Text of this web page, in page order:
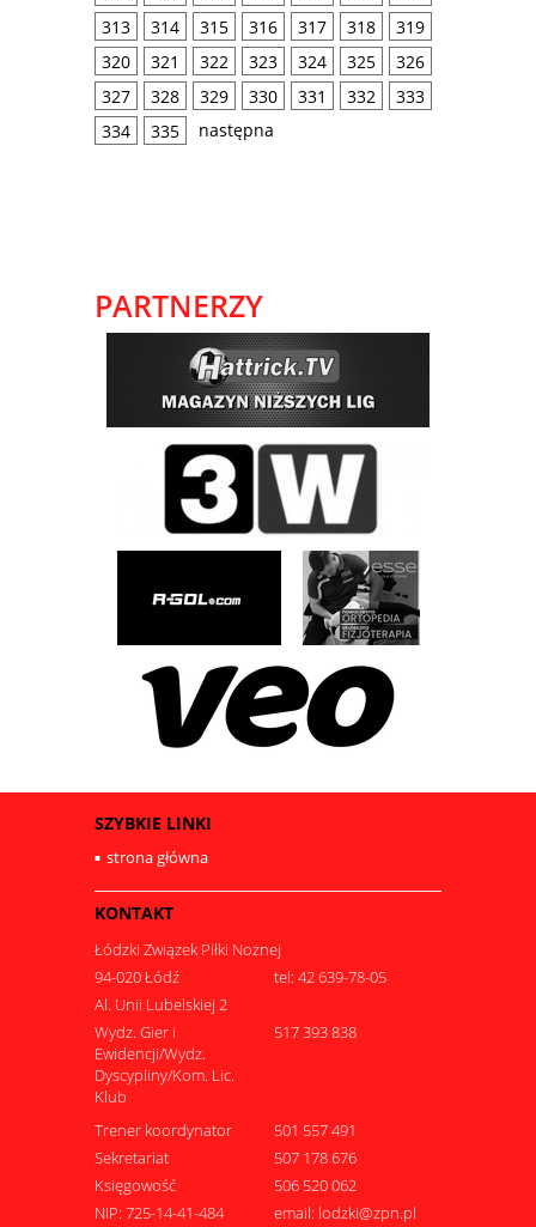
313
314 315 316 317 318
319
320
321 322 323 324 325
326
327
328 329 330 331 332
333
334
335 następna
PARTNERZY
SZYBKIE LINKI
strona główna
KONTAKT
Łódzki Związek Piłki Nożnej
94-020 Łódź
tel: 42 639-78-05
Al. Unii Lubelskiej 2
Wydz. Gier i
Ewidencji/Wydz.
Dyscypliny/Kom. Lic.
Klub
517 393 838
Trener koordynator
501 557 491
Sekretariat
507 178 676
Księgowość
506 520 062
NIP: 725-14-41-484
email: lodzki@zpn.pl